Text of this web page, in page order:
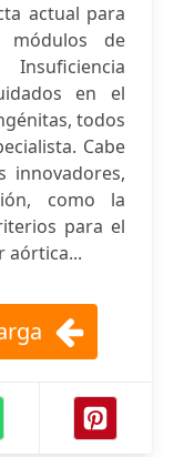
actual para
de
en el
todos
Cabe
innovadores,
como la
para el
aórtica...